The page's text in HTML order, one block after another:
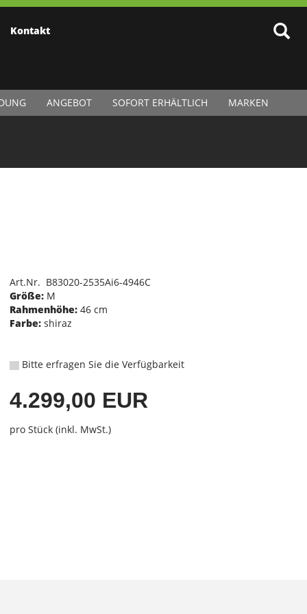
Kontakt
ANGEBOT SOFORT ERHÄLTLICH MARKEN
Art.Nr. B83020-2535Ai6-4946C
Größe:M
Rahmenhöhe:46 cm
Farbe:shiraz
Bitte erfragen Sie die Verfügbarkeit
4.299,00 EUR
pro Stück (inkl. MwSt.)